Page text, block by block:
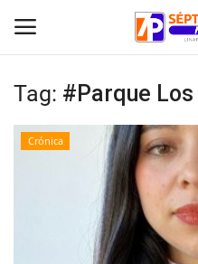
Inicio
Tag: #Parque
Crónica